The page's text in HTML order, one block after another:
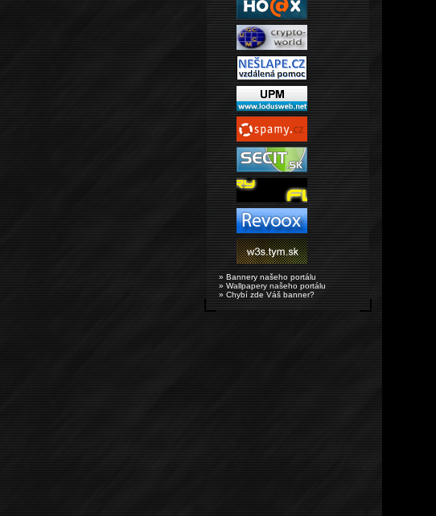
» Bannery našeho portálu
» Wallpapery našeho portálu
» Chybí zde Váš banner?